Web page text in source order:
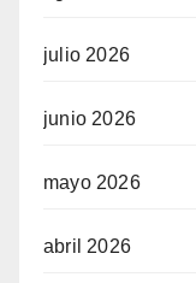
julio 2026
junio 2026
mayo 2026
abril 2026